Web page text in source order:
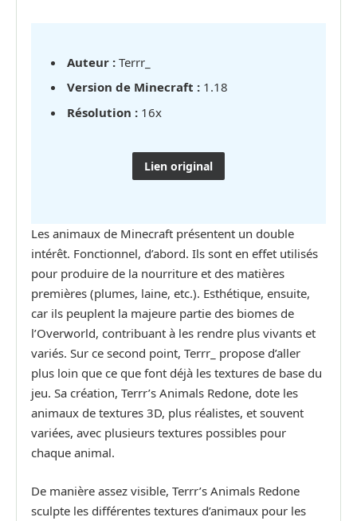
Auteur : Terrr_
Version de Minecraft : 1.18
Résolution : 16x
Lien original
Les animaux de Minecraft présentent un double
intérêt. Fonctionnel, d’abord. Ils sont en effet utilisés
pour produire de la nourriture et des matières
premières (plumes, laine, etc.). Esthétique, ensuite,
car ils peuplent la majeure partie des biomes de
l’Overworld, contribuant à les rendre plus vivants et
variés. Sur ce second point, Terrr_ propose d’aller
plus loin que ce que font déjà les textures de base du
jeu. Sa création, Terrr’s Animals Redone, dote les
animaux de textures 3D, plus réalistes, et souvent
variées, avec plusieurs textures possibles pour
chaque animal.
De manière assez visible, Terrr’s Animals Redone
sculpte les différentes textures d’animaux pour les